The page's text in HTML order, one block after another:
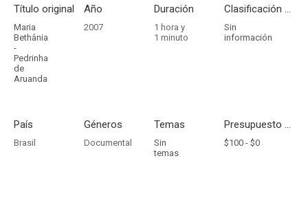
Título original
Maria
Bethânia
-
Pedrinha
de
Aruanda
Año
2007
Duración
1 hora y
1 minuto
Clasificación por edades
Sin
información
País
Brasil
Géneros
Documental
Temas
Sin
temas
Presupuesto - Ingresos
$100 - $0